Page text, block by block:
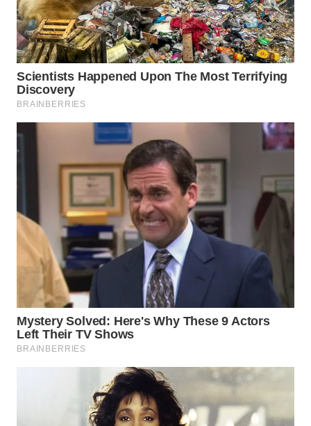
WN
TAPANULI
UTARA
WN
SAMOSIR
WN
SUMEDANG
WN
CIANJUR
WN
KEPULAUAN
SERIBU